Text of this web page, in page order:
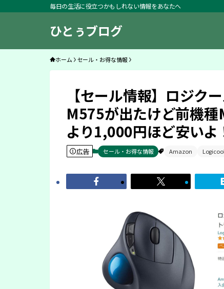
毎日の生活に役立つかもしれない情報をあなたへ
ひとぅブログ
ホーム セール・お得な情報
【セール情報】ロジク
M575が出たけど前機
より1,000円ほど安いよ
広告 セール・お得な情報 Amazon Logicool